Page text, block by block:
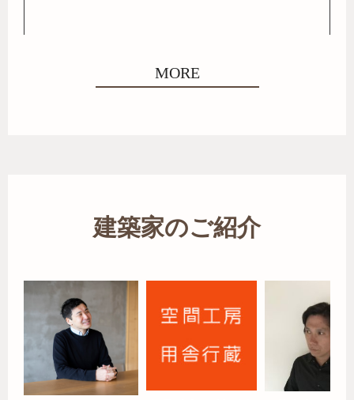
MORE
建築家のご紹介